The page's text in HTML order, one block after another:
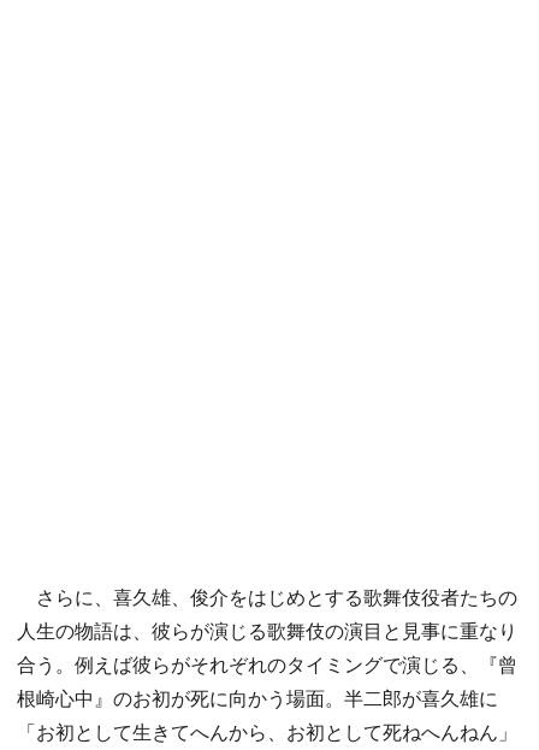
さらに、喜久雄、俊介をはじめとする歌舞伎役者たちの
人生の物語は、彼らが演じる歌舞伎の演目と見事に重なり
合う。例えば彼らがそれぞれのタイミングで演じる、『曾
根崎心中』のお初が死に向かう場面。半二郎が喜久雄に
「お初として生きてへんから、お初として死ねへんねん」